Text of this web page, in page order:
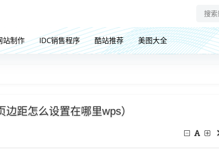
站制作 IDC销售程序 酷站推荐 美图大全
距怎么设置在哪里wps）